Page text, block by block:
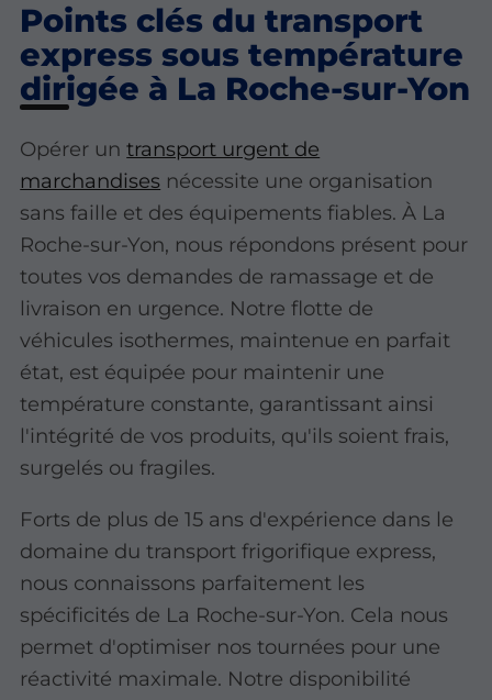
Points clés du transport
express sous température
dirigée à La Roche-sur-Yon
Opérer untransport urgent de
marchandises nécessite une organisation
sans faille et des équipements fiables. À La
Roche-sur-Yon, nous répondons présent pour
toutes vos demandes de ramassage et de
livraison en urgence. Notre flotte de
véhicules isothermes, maintenue en parfait
état, est équipée pour maintenir une
température constante, garantissant ainsi
l'intégrité de vos produits, qu'ils soient frais,
surgelés ou fragiles.
Forts de plus de 15 ans d'expérience dans le
domaine du transport frigorifique express,
nous connaissons parfaitement les
spécificités de La Roche-sur-Yon. Cela nous
permet d'optimiser nos tournées pour une
réactivité maximale. Notre disponibilité